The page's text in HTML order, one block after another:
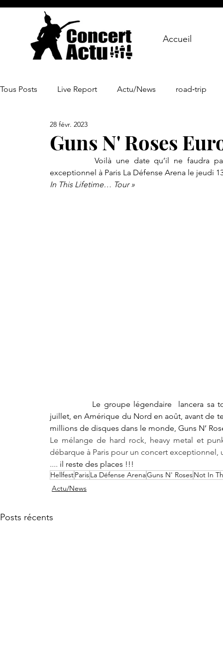
Accueil
Tous Posts Live Report Actu/News road‑trip
Guns N' Roses
28 févr. 2023
exceptionnel à Paris La Défense Arena le jeudi
In This Lifetime… Tour »
juillet, en Amérique du Nord en août, avant de
Le mélange de hard rock, heavy metal et
débarque à Paris pour un concert exceptionnel,
.... il reste des places !!!
HellfestParisLa Défense ArenaGuns N' RosesNot In
Actu/News
Posts récents